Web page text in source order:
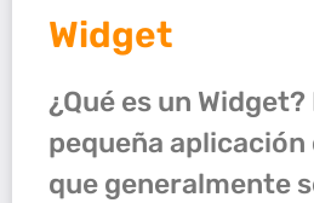
Widget
¿Qué es un Widget?
pequeña
que generalmente